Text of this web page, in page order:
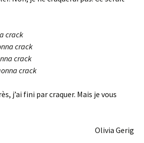
crack
crack
crack
crack
j’ai fini par craquer. Mais je vous
Olivia Gerig